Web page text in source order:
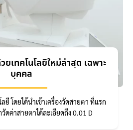
ยเทคโนโลยีใหม่ล่าสุด เฉพาะ
บุคคล
ยี โดยได้นำเข้าเครื่องวัดสายตา ที่แรก
ดค่าสายตาได้ละเอียดถึง 0.01 D